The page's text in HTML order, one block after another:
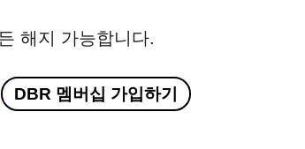
해지 가능합니다.
DBR 멤버십 가입하기